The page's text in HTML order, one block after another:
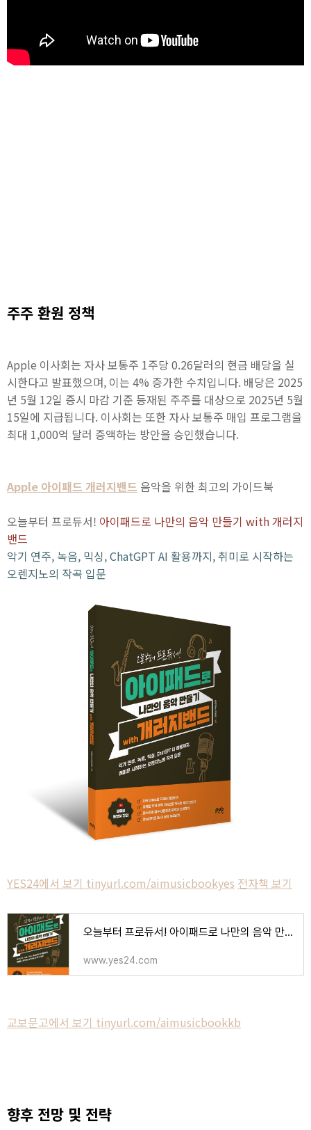
주주 환원 정책
Apple 이사회는 자사 보통주 1주당 0.26달러의 현금 배당을 실
시한다고 발표했으며, 이는 4% 증가한 수치입니다. 배당은 2025
년 5월 12일 증시 마감 기준 등재된 주주를 대상으로 2025년 5월
15일에 지급됩니다. 이사회는 또한 자사 보통주 매입 프로그램을
최대 1,000억 달러 증액하는 방안을 승인했습니다.
Apple 아이패드 개러지밴드 음악을 위한 최고의 가이드북
오늘부터 프로듀서! 아이패드로 나만의 음악 만들기 with 개러지
밴드
악기 연주, 녹음, 믹싱, ChatGPT AI 활용까지, 취미로 시작하는
오렌지노의 작곡 입문
YES24에서 보기 tinyurl.com/aimusicbookyes 전자책 보기
오늘부터 프로듀서! 아이패드로 나만의 음악 만들기 with 개러지밴드 - 예스24
www.yes24.com
교보문고에서 보기 tinyurl.com/aimusicbookkb
향후 전망 및 전략